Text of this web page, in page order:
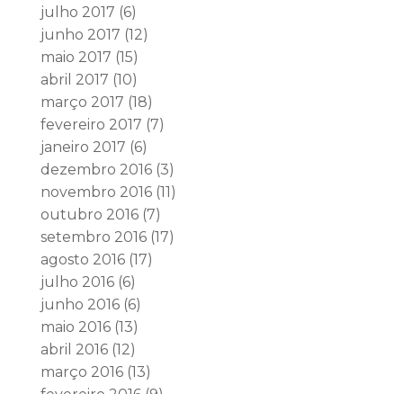
julho 2017 (6)
junho 2017 (12)
maio 2017 (15)
abril 2017 (10)
março 2017 (18)
fevereiro 2017 (7)
janeiro 2017 (6)
dezembro 2016(3)
novembro 2016(11)
outubro 2016(7)
setembro 2016(17)
agosto 2016(17)
julho 2016(6)
junho 2016(6)
maio 2016(13)
abril 2016(12)
março 2016(13)